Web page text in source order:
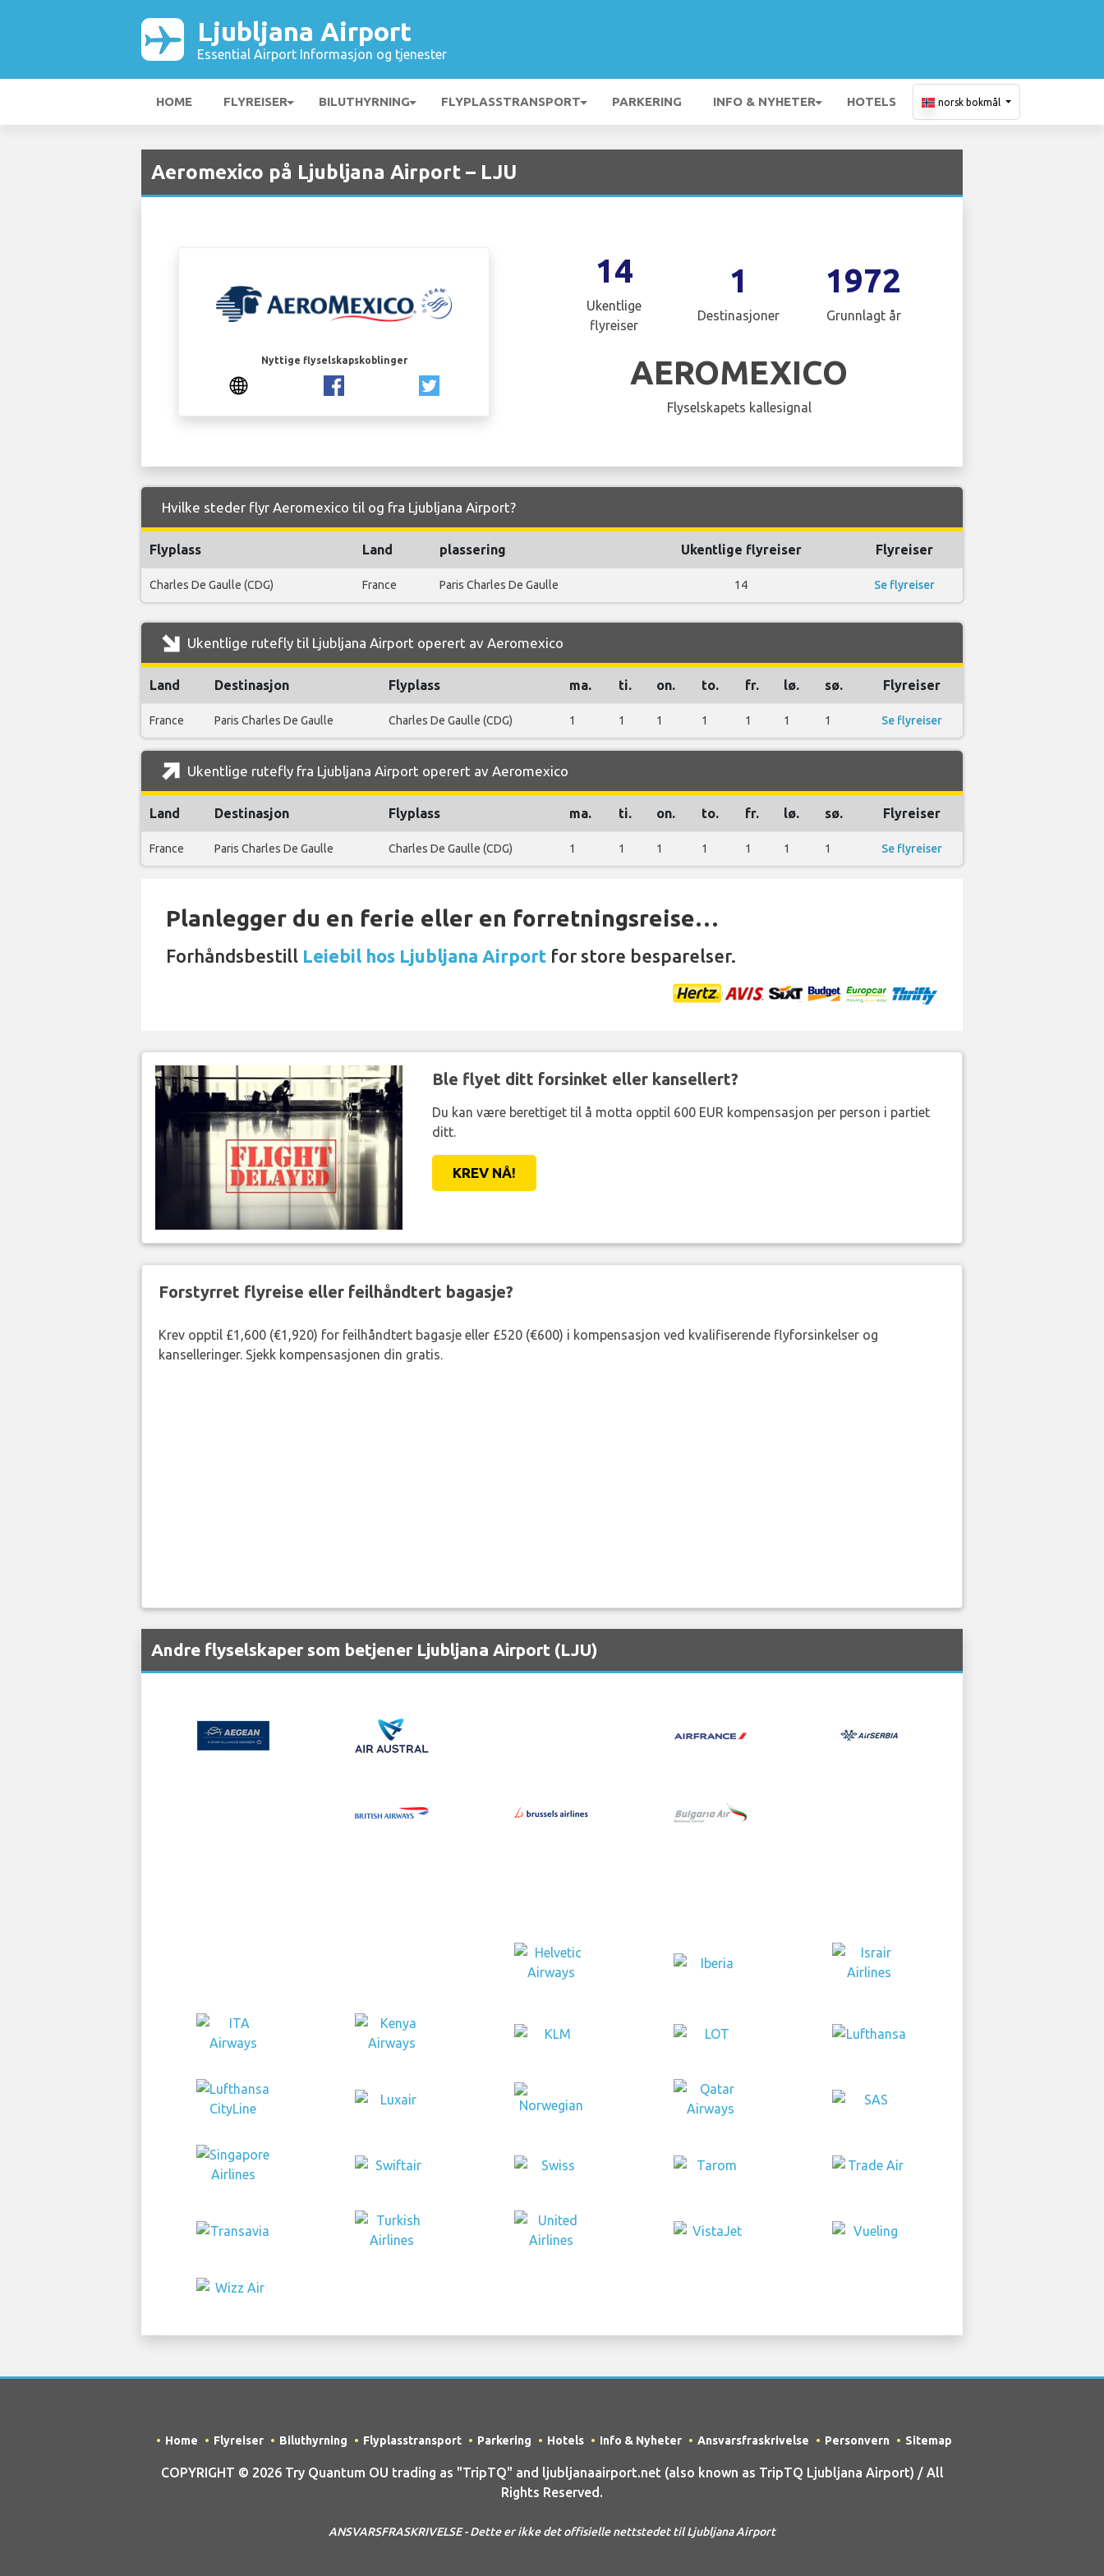
Ljubljana Airport
Essential Airport Informasjon og tjenester
HOME FLYREISER BILUTHYRNING FLYPLASSTRANSPORT PARKERING INFO & NYHETER HOTELS norsk bokmål
Aeromexico på Ljubljana Airport – LJU
Nyttige flyselskapskoblinger
14
Ukentlige
flyreiser
1
Destinasjoner
1972
Grunnlagt år
AEROMEXICO
Flyselskapets kallesignal
Hvilke steder flyr Aeromexico til og fra Ljubljana Airport?
Flyplass Land plassering Ukentlige flyreiser Flyreiser
Charles De Gaulle (CDG) France Paris Charles De Gaulle 14 Se flyreiser
Ukentlige rutefly til Ljubljana Airport operert av Aeromexico
Land Destinasjon Flyplass ma. ti. on. to. fr. lø. sø. Flyreiser
France Paris Charles De Gaulle Charles De Gaulle (CDG) 1 1 1 1 1 1 1 Se flyreiser
Ukentlige rutefly fra Ljubljana Airport operert av Aeromexico
Land Destinasjon Flyplass ma. ti. on. to. fr. lø. sø. Flyreiser
France Paris Charles De Gaulle Charles De Gaulle (CDG) 1 1 1 1 1 1 1 Se flyreiser
Planlegger du en ferie eller en forretningsreise…
Forhåndsbestill Leiebil hos Ljubljana Airport for store besparelser.
Ble flyet ditt forsinket eller kansellert?
Du kan være berettiget til å motta opptil 600 EUR kompensasjon per person i partiet
ditt.
KREV NÅ!
Forstyrret flyreise eller feilhåndtert bagasje?
Krev opptil £1,600 (€1,920) for feilhåndtert bagasje eller £520 (€600) i kompensasjon ved kvalifiserende flyforsinkelser og
kanselleringer. Sjekk kompensasjonen din gratis.
Andre flyselskaper som betjener Ljubljana Airport (LJU)
Home Flyreiser Biluthyrning Flyplasstransport Parkering Hotels Info & Nyheter Ansvarsfraskrivelse Personvern Sitemap
COPYRIGHT © 2026 Try Quantum OU trading as "TripTQ" and ljubljanaairport.net (also known as TripTQ Ljubljana Airport) / All
Rights Reserved.
ANSVARSFRASKRIVELSE - Dette er ikke det offisielle nettstedet til Ljubljana Airport